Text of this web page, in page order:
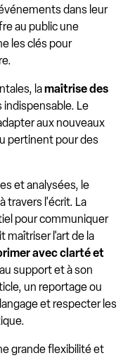
dans leur
au public une
les clés pour
lamaîtrise des
Le
aux nouveaux
pertinent pour des
et analysées, le
travers l'écrit. La
pour communiquer
maîtriser l'art de la
avec clarté et
support et à son
un reportage ou
et respecter les
grande flexibilité et